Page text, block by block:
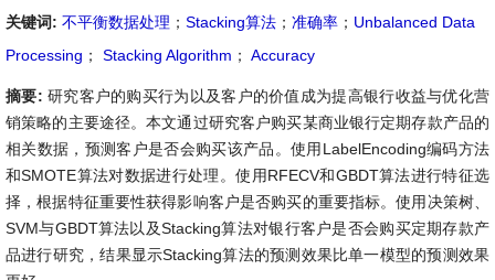
关键词: 不平衡数据处理 ； Stacking算法 ； 准确率 ； Unbalanced Data
Processing ； Stacking Algorithm ； Accuracy
摘要: 研究客户的购买行为以及客户的价值成为提高银行收益与优化营
销策略的主要途径。本文通过研究客户购买某商业银行定期存款产品的
相关数据，预测客户是否会购买该产品。使用LabelEncoding编码方法
和SMOTE算法对数据进行处理。使用RFECV和GBDT算法进行特征选
择，根据特征重要性获得影响客户是否购买的重要指标。使用决策树、
SVM与GBDT算法以及Stacking算法对银行客户是否会购买定期存款产
品进行研究，结果显示Stacking算法的预测效果比单一模型的预测效果